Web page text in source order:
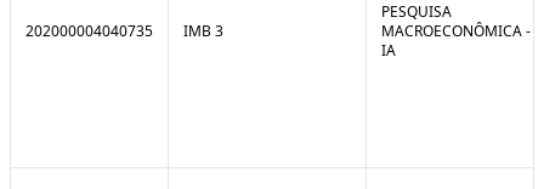
202000004040735 IMB 3
PESQUISA
MACROECONÔMICA -
IA